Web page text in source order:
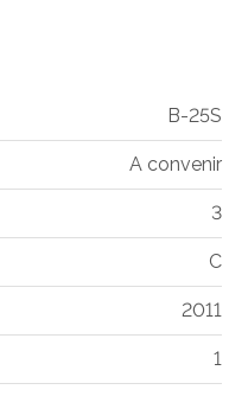
B-25S
A convenir
3
C
2011
1